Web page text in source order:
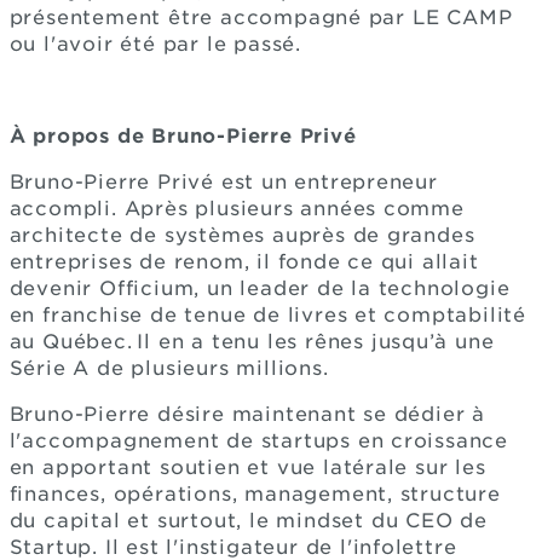
présentement être accompagné par LE CAMP
ou l'avoir été par le passé.
À propos de Bruno-Pierre Privé
Bruno-Pierre Privé est un entrepreneur
accompli. Après plusieurs années comme
architecte de systèmes auprès de grandes
entreprises de renom, il fonde ce qui allait
devenir Officium, un leader de la technologie
en franchise de tenue de livres et comptabilité
au Québec. Il en a tenu les rênes jusqu’à une
Série A de plusieurs millions.
Bruno-Pierre désire maintenant se dédier à
l'accompagnement de startups en croissance
en apportant soutien et vue latérale sur les
finances, opérations, management, structure
du capital et surtout, le mindset du CEO de
Startup. Il est l'instigateur de l'infolettre